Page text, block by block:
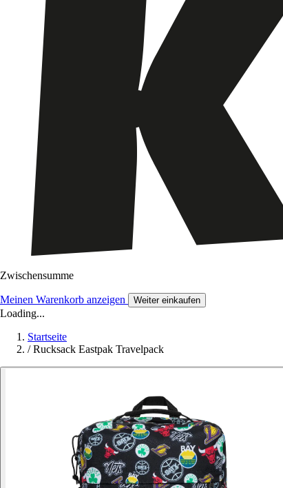
Zwischensumme
Meinen Warenkorb anzeigen Weiter einkaufen
Loading...
Startseite
/ Rucksack Eastpak Travelpack